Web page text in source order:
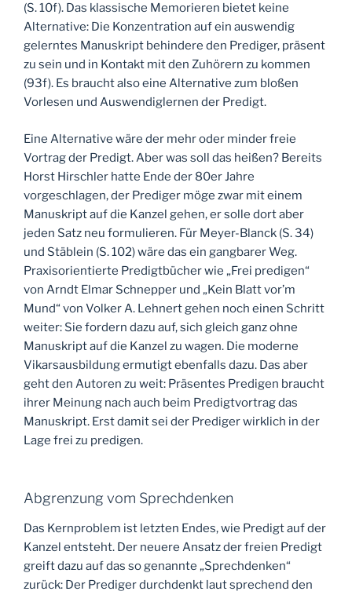
(S. 10f). Das klassische Memorieren bietet keine
Alternative: Die Konzentration auf ein auswendig
gelerntes Manuskript behindere den Prediger, präsent
zu sein und in Kontakt mit den Zuhörern zu kommen
(93f). Es braucht also eine Alternative zum bloßen
Vorlesen und Auswendiglernen der Predigt.
Eine Alternative wäre der mehr oder minder freie
Vortrag der Predigt. Aber was soll das heißen? Bereits
Horst Hirschler hatte Ende der 80er Jahre
vorgeschlagen, der Prediger möge zwar mit einem
Manuskript auf die Kanzel gehen, er solle dort aber
jeden Satz neu formulieren. Für Meyer-Blanck (S. 34)
und Stäblein (S. 102) wäre das ein gangbarer Weg.
Praxisorientierte Predigtbücher wie „Frei predigen“
von Arndt Elmar Schnepper und „Kein Blatt vor’m
Mund“ von Volker A. Lehnert gehen noch einen Schritt
weiter: Sie fordern dazu auf, sich gleich ganz ohne
Manuskript auf die Kanzel zu wagen. Die moderne
Vikarsausbildung ermutigt ebenfalls dazu. Das aber
geht den Autoren zu weit: Präsentes Predigen braucht
ihrer Meinung nach auch beim Predigtvortrag das
Manuskript. Erst damit sei der Prediger wirklich in der
Lage frei zu predigen.
Abgrenzung vom Sprechdenken
Das Kernproblem ist letzten Endes, wie Predigt auf der
Kanzel entsteht. Der neuere Ansatz der freien Predigt
greift dazu auf das so genannte „Sprechdenken“
zurück: Der Prediger durchdenkt laut sprechend den